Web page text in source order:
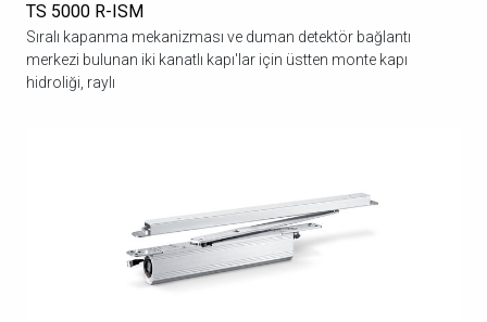
TS 5000 R-ISM
Sıralı kapanma mekanizması ve duman detektör bağlantı
merkezi bulunan iki kanatlı kapı'lar için üstten monte kapı
hidroliği, raylı